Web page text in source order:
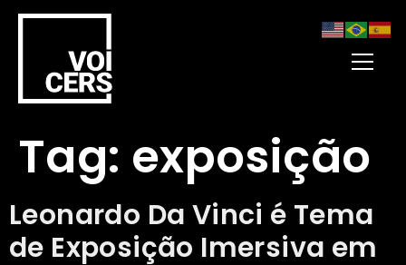
Tag: exposição
Leonardo Da Vinci é Tema
de Exposição Imersiva em